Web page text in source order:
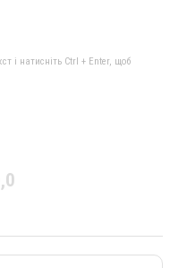
і натисніть Ctrl + Enter, щоб